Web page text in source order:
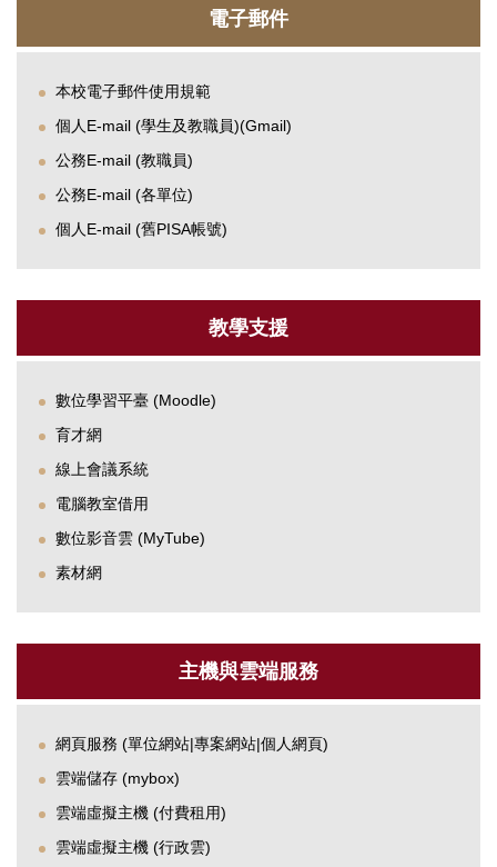
電子郵件
本校電子郵件使用規範
個人E-mail (學生及教職員)(Gmail)
公務E-mail (教職員)
公務E-mail (各單位)
個人E-mail (舊PISA帳號)
教學支援
數位學習平臺 (Moodle)
育才網
線上會議系統
電腦教室借用
數位影音雲 (MyTube)
素材網
主機與雲端服務
網頁服務 (單位網站|專案網站|個人網頁)
雲端儲存 (mybox)
雲端虛擬主機 (付費租用)
雲端虛擬主機 (行政雲)